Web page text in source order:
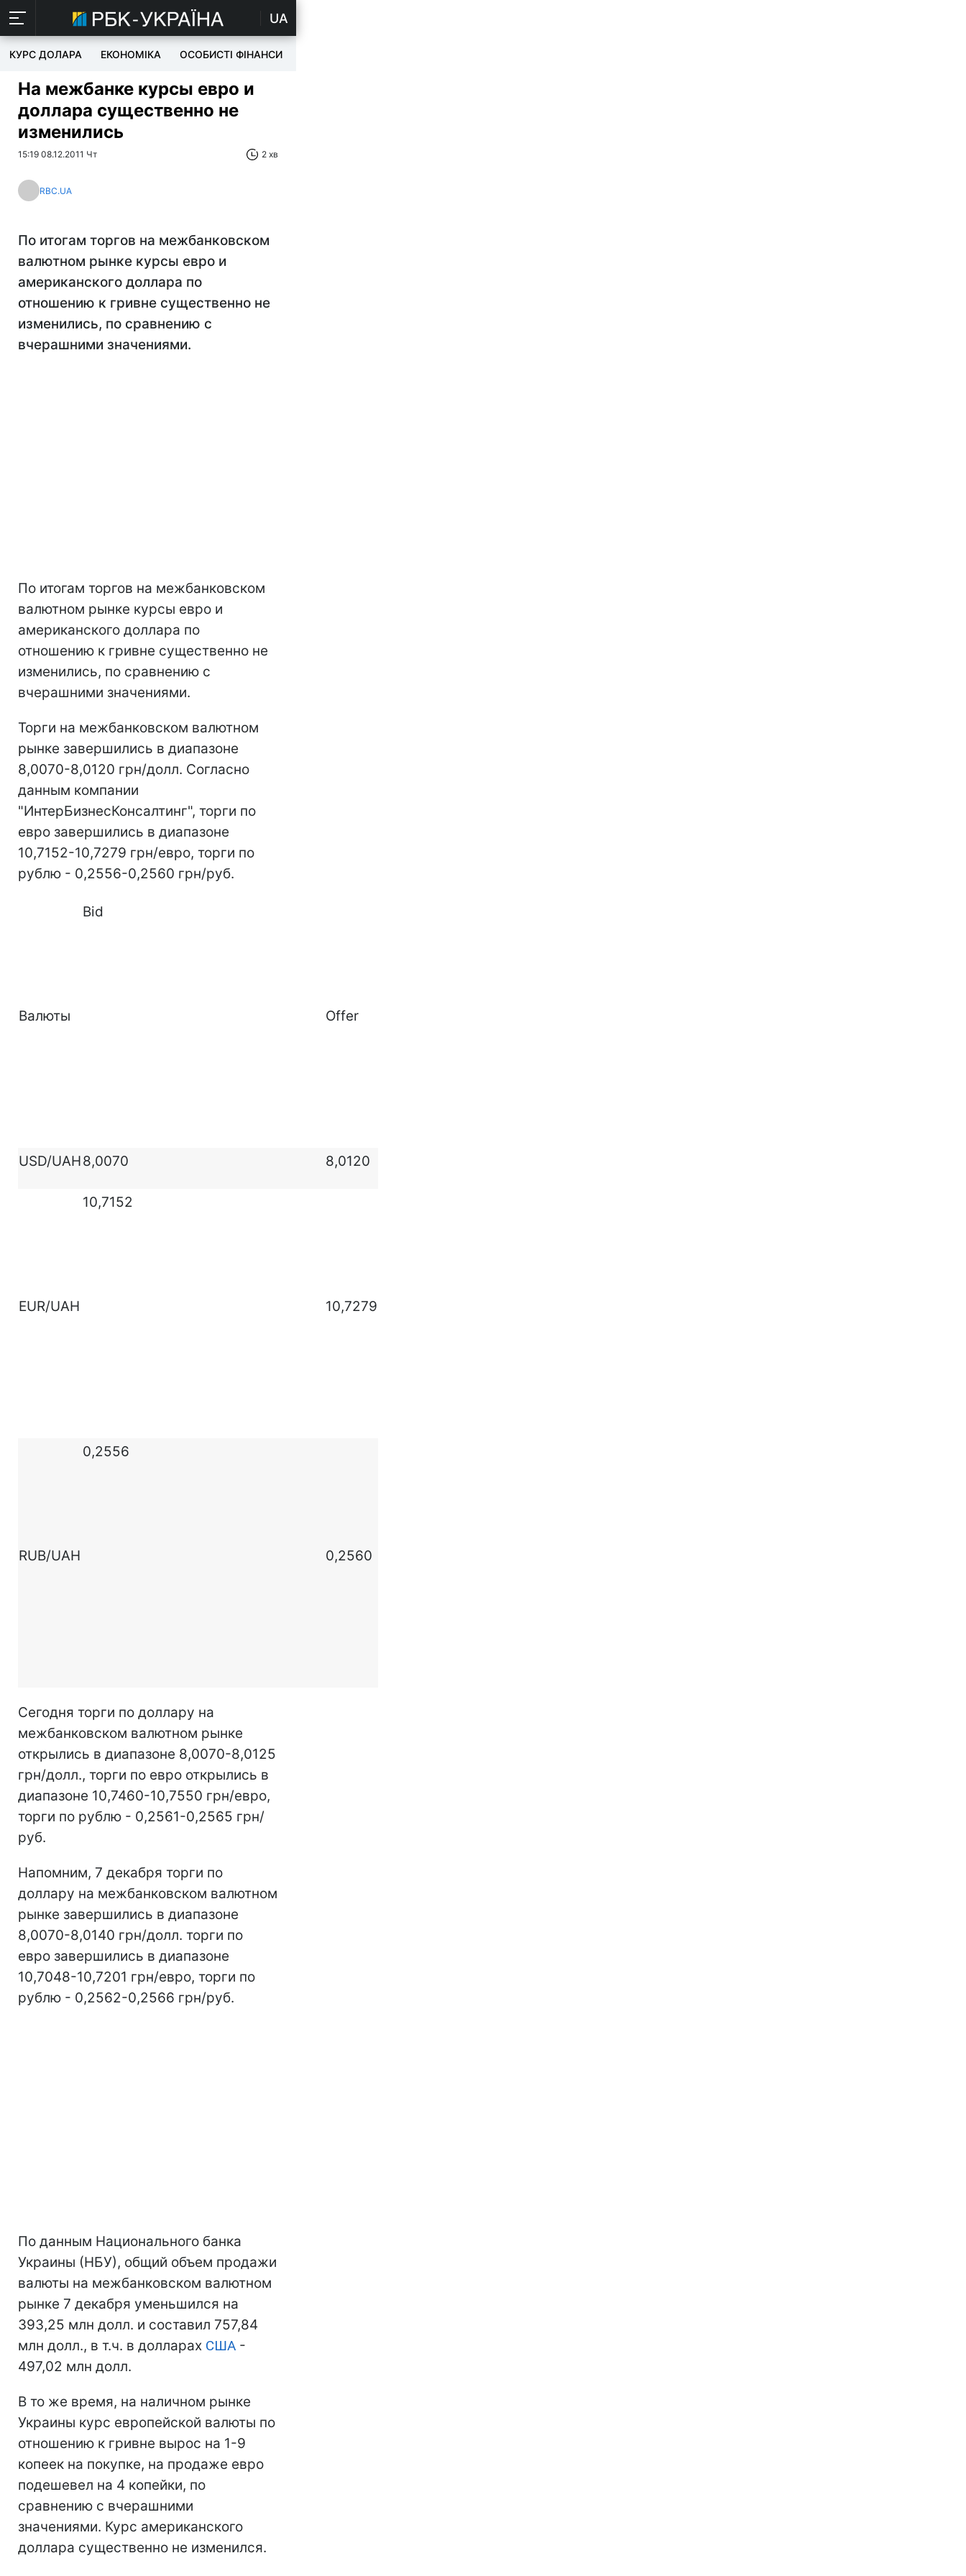
UA
КУРС ДОЛАРА ЕКОНОМІКА ОСОБИСТІ ФІНАНСИ
На межбанке курсы евро и
доллара существенно не
изменились
15:19 08.12.2011 Чт 2 хв
RBC.UA
По итогам торгов на межбанковском
валютном рынке курсы евро и
американского доллара по
отношению к гривне существенно не
изменились, по сравнению с
вчерашними значениями.
По итогам торгов на межбанковском
валютном рынке курсы евро и
американского доллара по
отношению к гривне существенно не
изменились, по сравнению с
вчерашними значениями.
Торги на межбанковском валютном
рынке завершились в диапазоне
8,0070-8,0120 грн/долл. Согласно
данным компании
"ИнтерБизнесКонсалтинг", торги по
евро завершились в диапазоне
10,7152-10,7279 грн/евро, торги по
рублю - 0,2556-0,2560 грн/руб.
Валюты
Bid
Offer
USD/UAH8,0070 8,0120
EUR/UAH
10,7152
10,7279
RUB/UAH
0,2556
0,2560
Сегодня торги по доллару на
межбанковском валютном рынке
открылись в диапазоне 8,0070-8,0125
грн/долл., торги по евро открылись в
диапазоне 10,7460-10,7550 грн/евро,
торги по рублю - 0,2561-0,2565 грн/
руб.
Напомним, 7 декабря торги по
доллару на межбанковском валютном
рынке завершились в диапазоне
8,0070-8,0140 грн/долл. торги по
евро завершились в диапазоне
10,7048-10,7201 грн/евро, торги по
рублю - 0,2562-0,2566 грн/руб.
По данным Национального банка
Украины (НБУ), общий объем продажи
валюты на межбанковском валютном
рынке 7 декабря уменьшился на
393,25 млн долл. и составил 757,84
млн долл., в т.ч. в долларах США -
497,02 млн долл.
В то же время, на наличном рынке
Украины курс европейской валюты по
отношению к гривне вырос на 1-9
копеек на покупке, на продаже евро
подешевел на 4 копейки, по
сравнению с вчерашними
значениями. Курс американского
доллара существенно не изменился.